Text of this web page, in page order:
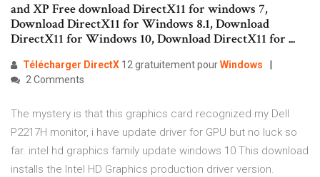
and XP Free download DirectX11 for windows 7,
Download DirectX11 for Windows 8.1, Download
DirectX11 for Windows 10, Download DirectX11 for ...
Télécharger DirectX 12 gratuitement pourWindows
2 Comments
The mystery is that this graphics card recognized my Dell
P2217H monitor, i have update driver for GPU but no luck so
far. intel hd graphics family update windows 10 This download
installs the Intel HD Graphics production driver version.